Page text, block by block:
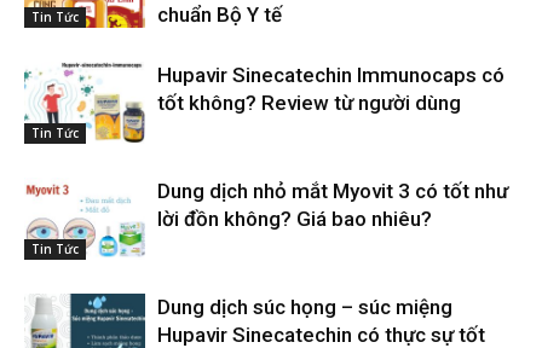
Tin Tức
chuẩn Bộ Y tế
Tin Tức
Hupavir Sinecatechin Immunocaps có
tốt không? Review từ người dùng
Tin Tức
Dung dịch nhỏ mắt Myovit 3 có tốt như
lời đồn không? Giá bao nhiêu?
Dung dịch súc họng – súc miệng
Hupavir Sinecatechin có thực sự tốt